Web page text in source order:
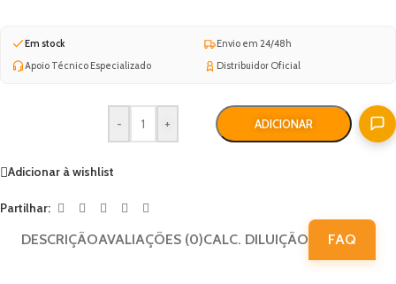
Em stock
Envio em 24/48h
Apoio Técnico Especializado
Distribuidor Oficial
- + ADICIONAR
Adicionar à wishlist
Partilhar:
DESCRIÇÃOAVALIAÇÕES (0)CALC. DILUIÇÃO FAQ